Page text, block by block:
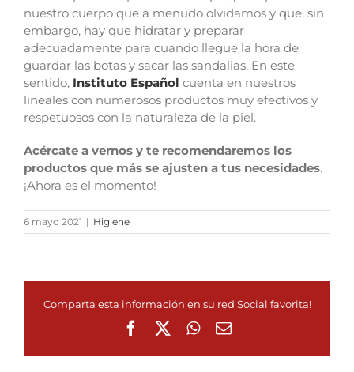
nuestro cuerpo que a menudo olvidamos y que, sin
embargo, hay que hidratar y preparar
adecuadamente para cuando llegue la hora de
guardar las botas y sacar las sandalias. En este
sentido, Instituto Español cuenta en nuestros
lineales con numerosos productos muy efectivos y
respetuosos con la naturaleza de la piel.
Acércate a vernos y te recomendaremos los
productos que más se ajusten a tus necesidades.
¡Ahora es el momento!
6 mayo 2021 | Higiene
Comparta esta información en su red Social favorita!
FacebookWhatsApp
Correo